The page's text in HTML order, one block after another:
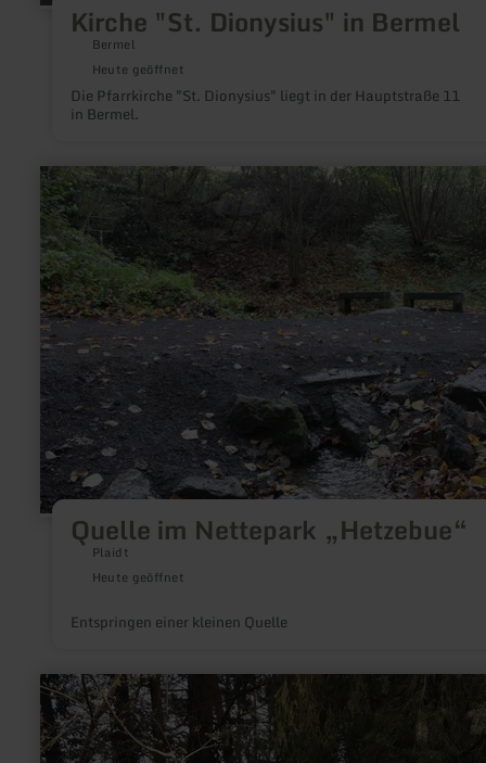
Kirche "St. Dionysius" in Bermel
Bermel
Heute geöffnet
Die Pfarrkirche "St. Dionysius" liegt in der Hauptstraße 11
in Bermel.
Quelle im Nettepark „Hetzebue“
Plaidt
Heute geöffnet
Entspringen einer kleinen Quelle
mehr
erfahren
zu:
Quelle
im
Nettepark
„Hetzebue“
mehr
erfahren
zu:
Infotafel
Römischer